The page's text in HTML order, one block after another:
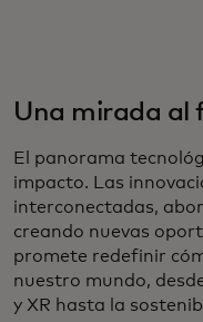
Una mirada al
El panorama
impacto. Las
interconectadas,
creando nuevas
promete redefinir
nuestro mundo,
y XR hasta la